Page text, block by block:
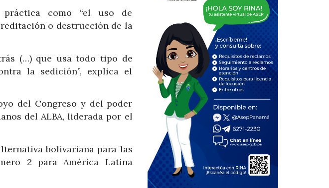
práctica como “el uso de
o destrucción de la
(…) que usa todo tipo de
la sedición”, explica el
del Congreso y del poder
del ALBA, liderada por el
bolivariana para las
2 para América Latina